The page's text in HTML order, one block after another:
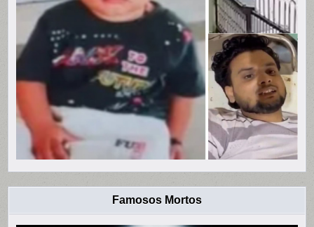
Famosos Mortos